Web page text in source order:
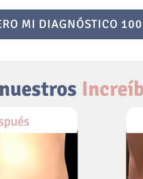
MI DIAGNÓSTICO